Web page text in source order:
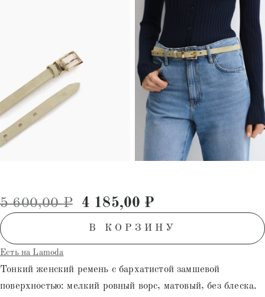
5 600,00₽ Первоначальная цена
4 185,00 ₽
В КОРЗИНУ
Есть на Lamoda
Тонкий женский ремень с бархатистой замшевой
поверхностью: мелкий ровный ворс, матовый, без блеска.